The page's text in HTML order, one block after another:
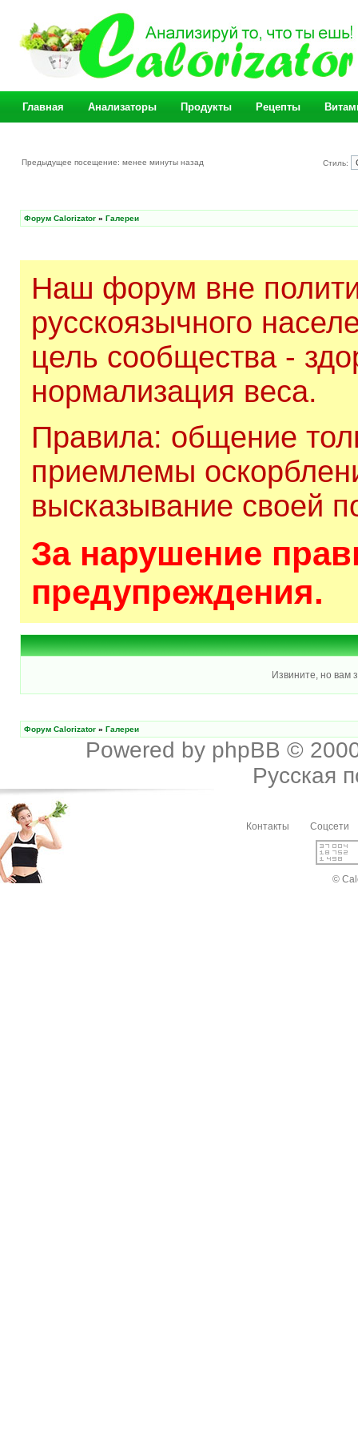
Главная Анализаторы Продукты Рецепты
Предыдущее посещение: менее минуты назад Стиль:
Форум Calorizator » Галереи
Наш форум вне
русскоязычного
цель сообщества -
нормализация веса.
Правила: общение
приемлемы
высказывание своей
За нарушение
предупреждения.
Извините, но вам
Форум Calorizator » Галереи
Powered by phpBB ©
Русская
Контакты Соцсети
©